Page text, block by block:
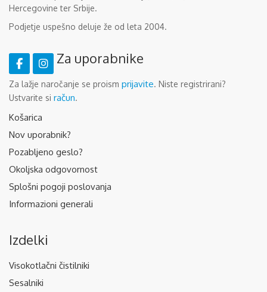
Hercegovine ter Srbije.
Podjetje uspešno deluje že od leta 2004.
Za uporabnike
Za lažje naročanje se proism prijavite. Niste registrirani?
Ustvarite si račun.
Košarica
Nov uporabnik?
Pozabljeno geslo?
Okoljska odgovornost
Splošni pogoji poslovanja
Informazioni generali
Izdelki
Visokotlačni čistilniki
Sesalniki